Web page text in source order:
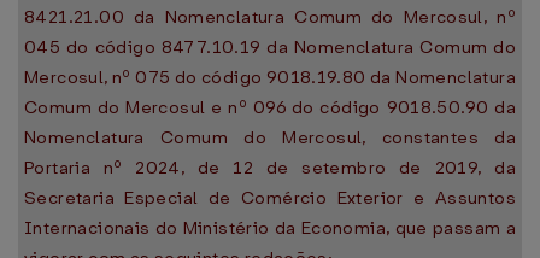
8421.21.00 da Nomenclatura Comum do Mercosul, nº
045 do código 8477.10.19 da Nomenclatura Comum do
Mercosul, nº 075 do código 9018.19.80 da Nomenclatura
Comum do Mercosul e nº 096 do código 9018.50.90 da
Nomenclatura Comum do Mercosul, constantes da
Portaria nº 2024, de 12 de setembro de 2019, da
Secretaria Especial de Comércio Exterior e Assuntos
Internacionais do Ministério da Economia, que passam a